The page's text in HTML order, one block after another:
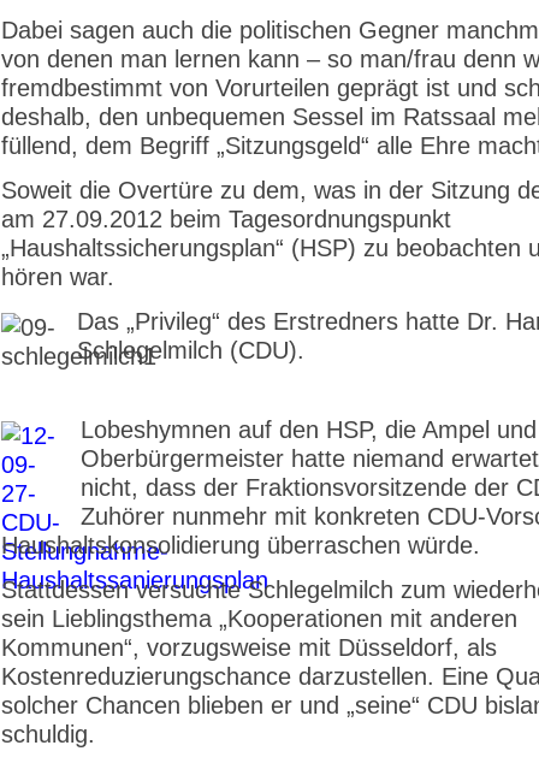
Dabei sagen auch die politischen Gegner
von denen man lernen kann – so man/frau denn
fremdbestimmt von Vorurteilen geprägt ist und
deshalb, den unbequemen Sessel im Ratssaal
füllend, dem Begriff „Sitzungsgeld“ alle Ehre
Soweit die Overtüre zu dem, was in der Sitzung
am 27.09.2012 beim Tagesordnungspunkt
„Haushaltssicherungsplan“ (HSP) zu beobachten
hören war.
Das „Privileg“ des Erstredners hatte Dr.
Schlegelmilch (CDU).
Lobeshymnen auf den HSP, die Ampel
Oberbürgermeister hatte niemand
nicht, dass der Fraktionsvorsitzende der
Zuhörer nunmehr mit konkreten CDU-
Haushaltskonso­lidierung überraschen würde.
Stattdessen versuchte Schlegelmilch zum
sein Lieblingsthema „Kooperationen mit anderen
Kommunen“, vorzugsweise mit Düsseldorf, als
Kostenreduzierungs­chance darzustellen. Eine
solcher Chancen blieben er und „seine“ CDU
schuldig.